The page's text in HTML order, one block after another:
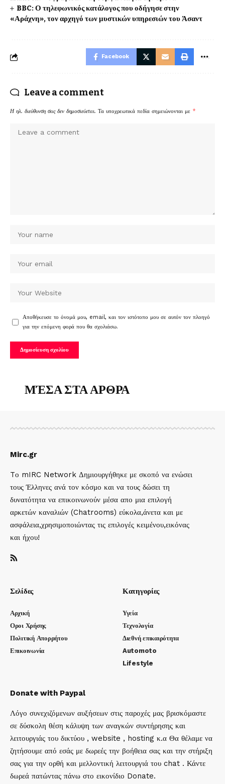
BBC: Ο τηλεφωνικός κατάλογος που οδήγησε στην
«Αράχνη», τον αρχηγό των μυστικών υπηρεσιών του Άσαντ
Facebook
Leave a comment
Η ηλ. διεύθυνση σας δεν δημοσιεύεται. Τα υποχρεωτικά πεδία σημειώνονται με *
Αποθήκευσε το όνομά μου, email, και τον ιστότοπο μου σε αυτόν τον πλοηγό
για την επόμενη φορά που θα σχολιάσω.
ΜΈΣΑ ΣΤΑ ΑΡΘΡΑ
Mirc.gr
Tο mIRC Network Δημιουργήθηκε με σκοπό να ενώσει
τους Έλληνες ανά τον κόσμο και να τους δώσει τη
δυνατότητα να επικοινωνούν μέσα απο μια επιλογή
αρκετών καναλιών (Chatrooms) εύκολα,άνετα και με
ασφάλεια,χρησιμοποιώντας τις επιλογές κειμένου,εικόνας
και ήχου!
Σελίδες
Αρχική
Οροι Χρήσης
Πολιτική Απορρήτου
Επικοινωνία
Κατηγορίες
Υγεία
Τεχνολογία
Διεθνή επικαιρότητα
Automoto
Lifestyle
Donate with Paypal
Λόγο συνεχιζόμενων αυξήσεων στις παροχές μας βρισκόμαστε
σε δύσκολη θέση κάλυψη των αναγκών συντήρησης και
λειτουργιάς του δικτύου , website , hosting κ.α Θα θέλαμε να
ζητήσουμε από εσάς με δωρεές την βοήθεια σας και την στήριξη
σας για την ορθή και μελλοντική λειτουργιά του chat . Κάντε
δωρεά πατώντας πάνω στο εικονίδιο Donate.